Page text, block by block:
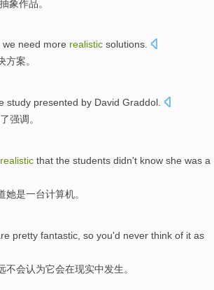
象作品。
we need more realistic solutions.
方案。
study presented by David Graddol
强调 。
realistic that the students didn't know she was a
她是一台计算机。
pretty fantastic so you'd never think of it as
不会认为它会在现实中发生。